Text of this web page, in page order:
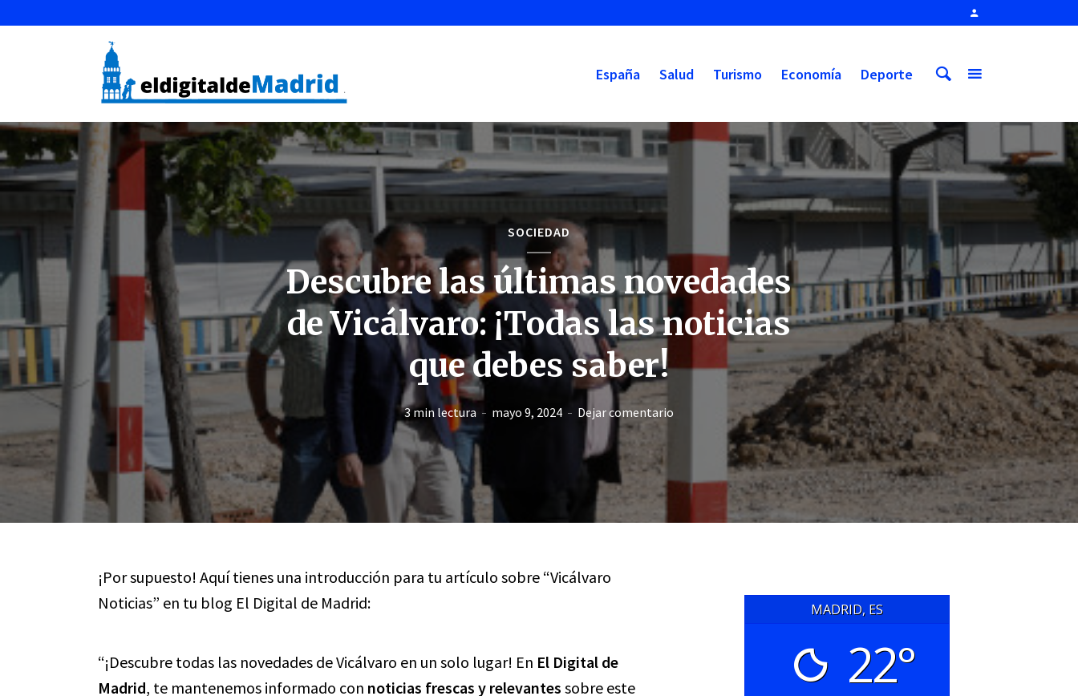
España Salud Turismo Economía Deporte
SOCIEDAD
Descubre las últimas novedades
de Vicálvaro: ¡Todas las noticias
que debes saber!
3 min lectura mayo 9, 2024 Dejar comentario
¡Por supuesto! Aquí tienes una introducción para tu artículo sobre “Vicálvaro
Noticias” en tu blog El Digital de Madrid:
“¡Descubre todas las novedades de Vicálvaro en un solo lugar! En El Digital de
Madrid, te mantenemos informado con noticias frescas y relevantes sobre este
MADRID, ES
22°